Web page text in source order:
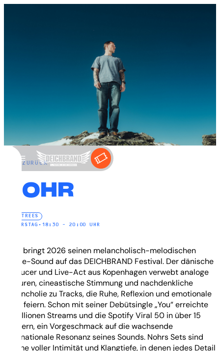
ZURÜCK
NOHR
ELECTREES
DONNERSTAG • 18:30 – 20:00 UHR
Nohr bringt 2026 seinen melancholisch-melodischen
House-Sound auf das DEICHBRAND Festival. Der dänische
Producer und Live-Act aus Kopenhagen verwebt analoge
Texturen, cineastische Stimmung und nachdenkliche
Melancholie zu Tracks, die Ruhe, Reflexion und emotionale
Tiefe feiern. Schon mit seiner Debütsingle „You“ erreichte
er Millionen Streams und die Spotify Viral 50 in über 15
Ländern, ein Vorgeschmack auf die wachsende
internationale Resonanz seines Sounds. Nohrs Sets sind
Räume voller Intimität und Klangtiefe, in denen jedes Detail